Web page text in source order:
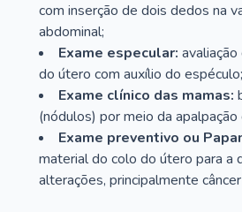
com inserção de dois dedos na
abdominal;
Exame especular:
do útero com auxílio do espéculo;
Exame clínico das mamas:
(nódulos) por meio da apalpação
Exame preventivo ou
material do colo do útero para a
alterações, principalmente